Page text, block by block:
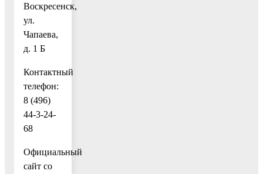
Воскресенск,
ул.
Чапаева,
д. 1 Б
Контактный
телефон:
8 (496)
44-3-24-
68
Официальный
сайт cо